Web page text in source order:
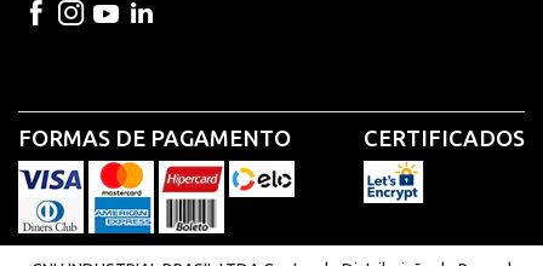
FORMAS DE PAGAMENTO CERTIFICADOS